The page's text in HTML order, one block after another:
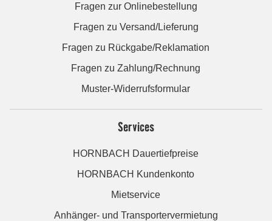
Fragen zur Onlinebestellung
Fragen zu Versand/Lieferung
Fragen zu Rückgabe/Reklamation
Fragen zu Zahlung/Rechnung
Muster-Widerrufsformular
Services
HORNBACH Dauertiefpreise
HORNBACH Kundenkonto
Mietservice
Anhänger- und Transportervermietung